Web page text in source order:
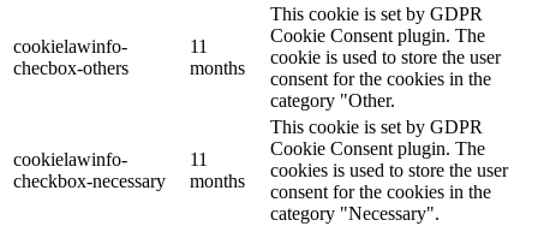
cookielawinfo-
checbox-others
11
months
This cookie is set by GDPR
Cookie Consent plugin. The
cookie is used to store the user
consent for the cookies in the
category "Other.
cookielawinfo-
checkbox-necessary
11
months
This cookie is set by GDPR
Cookie Consent plugin. The
cookies is used to store the user
consent for the cookies in the
category "Necessary".